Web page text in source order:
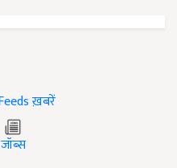
ख़बरें
जॉब्स